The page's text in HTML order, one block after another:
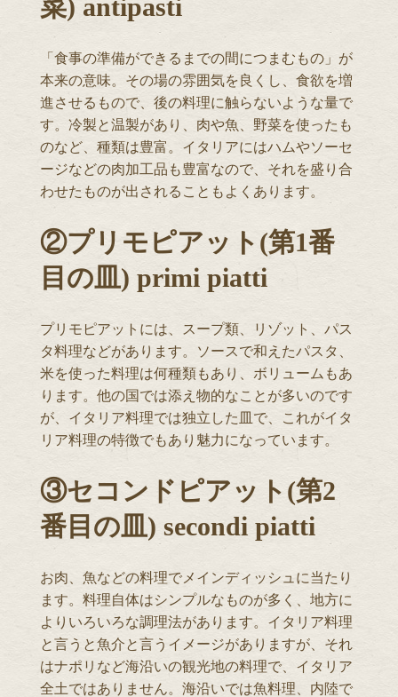
菜) antipasti
「食事の準備ができるまでの間につまむもの」が
本来の意味。その場の雰囲気を良くし、食欲を増
進させるもので、後の料理に触らないような量で
す。冷製と温製があり、肉や魚、野菜を使ったも
のなど、種類は豊富。イタリアにはハムやソーセ
ージなどの肉加工品も豊富なので、それを盛り合
わせたものが出されることもよくあります。
②プリモピアット(第1番
目の皿) primi piatti
プリモピアットには、スープ類、リゾット、パス
タ料理などがあります。ソースで和えたパスタ、
米を使った料理は何種類もあり、ボリュームもあ
ります。他の国では添え物的なことが多いのです
が、イタリア料理では独立した皿で、これがイタ
リア料理の特徴でもあり魅力になっています。
③セコンドピアット(第2
番目の皿) secondi piatti
お肉、魚などの料理でメインディッシュに当たり
ます。料理自体はシンプルなものが多く、地方に
よりいろいろな調理法があります。イタリア料理
と言うと魚介と言うイメージがありますが、それ
はナポリなど海沿いの観光地の料理で、イタリア
全土ではありません。海沿いでは魚料理、内陸で